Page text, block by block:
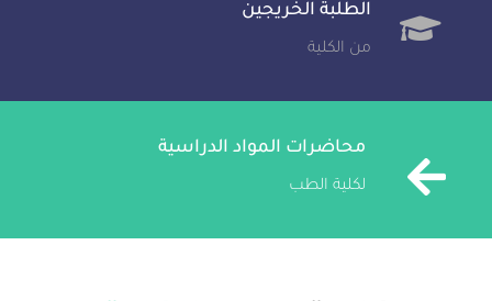
الطلبة الخريجين
محاضرات المواد الدراسية
لكلية الطب